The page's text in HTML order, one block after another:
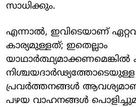
സാധിക്കും.
എന്നാൽ, ഇവിടെയാണ്
കാര്യമുള്ളത്; ഇതെല്ലാം
പ്രവർത്തനങ്ങൾ
പഴയ വാഹനങ്ങൾ